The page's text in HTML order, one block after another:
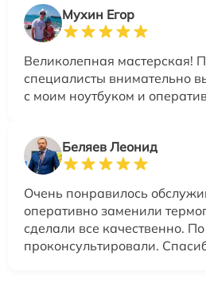
Мухин Егор
Великолепная мастерская!
специалисты внимательно
с моим ноутбуком и
Беляев Леонид
Очень понравилось
оперативно заменили
сделали все качественно.
проконсультировали.